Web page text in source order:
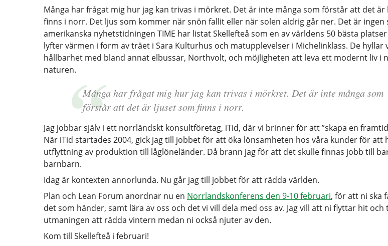
Många har frågat mig hur jag kan trivas i mörkret. Det är inte många som förstår att det är
finns i norr. Det ljus som kommer när snön fallit eller när solen aldrig går ner. Det är ingen
amerikanska nyhetstidningen TIME har listat Skellefteå som en av världens 50 bästa platser
lyfter värmen i form av träet i Sara Kulturhus och matupplevelser i Michelinklass. De hyllar
hållbarhet med bland annat elbussar, Northvolt, och möjligheten att leva ett modernt liv i
naturen.
Många har frågat mig hur jag kan trivas i mörkret. Det är inte många som
förstår att det är ljuset som finns i norr.
Jag jobbar själv i ett norrländskt konsultföretag, iTid, där vi brinner för att ”skapa en
När iTid startades 2004, gick jag till jobbet för att öka lönsamheten hos våra kunder för att
utflyttning av produktion till låglöneländer. Då brann jag för att det skulle finnas jobb till
barnbarn.
Idag är kontexten annorlunda. Nu går jag till jobbet för att rädda världen.
Plan och Lean Forum anordnar nu en Norrlandskonferens den 9-10 februari, för att ni ska
det som händer, samt lära av oss och det vi vill dela med oss av. Jag vill att ni flyttar hit och
utmaningen att rädda vintern medan ni också njuter av den.
Kom till Skellefteå i februari!